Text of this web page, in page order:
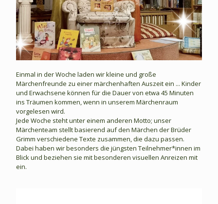
Einmal in der Woche laden wir kleine und große
Märchenfreunde zu einer märchenhaften Auszeit ein ... Kinder
und Erwachsene können für die Dauer von etwa 45 Minuten
ins Träumen kommen, wenn in unserem Märchenraum
vorgelesen wird.
Jede Woche steht unter einem anderen Motto; unser
Märchenteam stellt basierend auf den Märchen der Brüder
Grimm verschiedene Texte zusammen, die dazu passen.
Dabei haben wir besonders die jüngsten Teilnehmer*innen im
Blick und beziehen sie mit besonderen visuellen Anreizen mit
ein.